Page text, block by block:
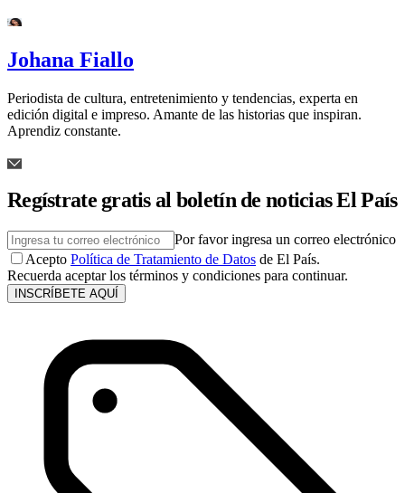
Johana Fiallo
Periodista de cultura, entretenimiento y tendencias, experta en
edición digital e impreso. Amante de las historias que inspiran.
Aprendiz constante.
Regístrate gratis al boletín de noticias El País
Por favor ingresa un correo electrónico
Acepto Política de Tratamiento de Datos de El País.
Recuerda aceptar los términos y condiciones para continuar.
INSCRÍBETE AQUÍ